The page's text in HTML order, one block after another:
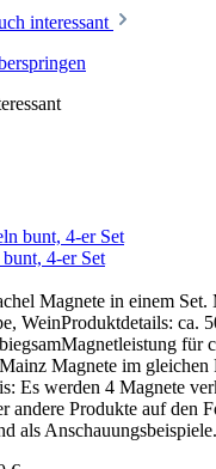
interessant
4-er Set
Magnete in einem
WeinProduktdetails: ca.
für
Magnete im gleichen
Es werden 4 Magnete
andere Produkte auf den
als Anschauungsbeispiele.